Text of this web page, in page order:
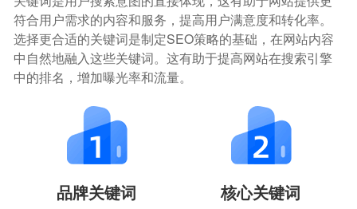
符合用户需求的内容和服务，提高用户满意度和转化率。
选择更合适的关键词是制定SEO策略的基础，在网站内容
中自然地融入这些关键词。这有助于提高网站在搜索引擎
中的排名，增加曝光率和流量。
品牌关键词 核心关键词